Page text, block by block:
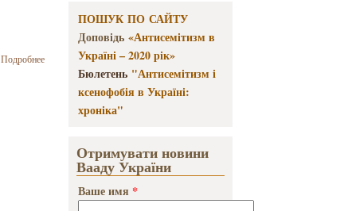
Подробнеео Всеукраїнський
благодійний
тебе» провів
ПОШУК ПО САЙТУ
Доповідь «Антисемітизм в
Україні – 2020 рік»
Бюлетень "Антисемітизм і
ксенофобія в Україні:
хроніка"
Отримувати новини
Вааду України
Ваше имя *